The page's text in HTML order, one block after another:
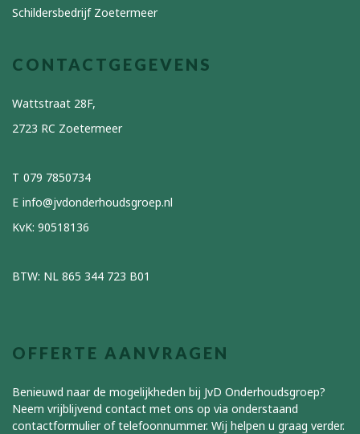
Schildersbedrijf Zoetermeer
CONTACTGEGEVENS
Wattstraat 28F,
2723 RC Zoetermeer
079 7850734
info@jvdonderhoudsgroep.nl
KvK: 90518136
BTW: NL 865 344 723 B01
OFFERTE AANVRAGEN
Benieuwd naar de mogelijkheden bij JvD Onderhoudsgroep?
Neem vrijblijvend contact met ons op via onderstaand
contactformulier of telefoonnummer. Wij helpen u graag verder.